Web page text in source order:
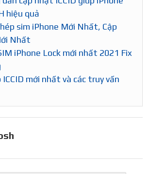
hiệu quả
sim iPhone Mới Nhất, Cập
Nhất
iPhone Lock mới nhất 2021 Fix
ICCID mới nhất và các truy vấn